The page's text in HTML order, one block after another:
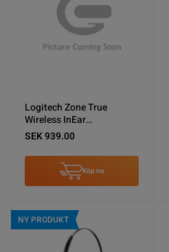
Logitech Zone True
Wireless InEar
Headphones with Active
Noise Cancellation ANC
Rose
SEK 939.00
Köp nu
NY PRODUKT